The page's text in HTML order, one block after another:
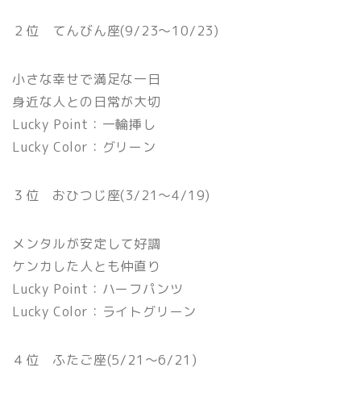
２位 てんびん座(9/23〜10/23)
小さな幸せで満足な一日
身近な人との日常が大切
Lucky Point：一輪挿し
Lucky Color：グリーン
３位 おひつじ座(3/21〜4/19)
メンタルが安定して好調
ケンカした人とも仲直り
Lucky Point：ハーフパンツ
Lucky Color：ライトグリーン
４位 ふたご座(5/21〜6/21)